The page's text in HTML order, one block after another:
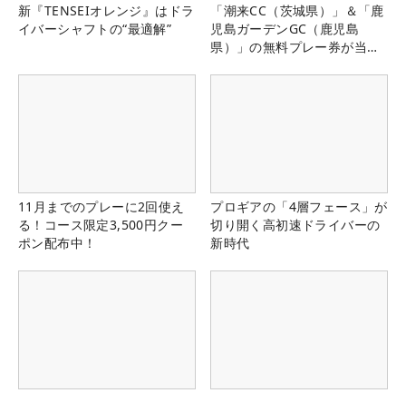
新『TENSEIオレンジ』はドラ
イバーシャフトの“最適解”
「潮来CC（茨城県）」＆「鹿
児島ガーデンGC（鹿児島
県）」の無料プレー券が当た
11月までのプレーに2回使え
る！コース限定3,500円クー
ポン配布中！
プロギアの「4層フェース」が
切り開く高初速ドライバーの
新時代